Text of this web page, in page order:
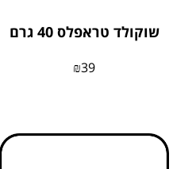
שוקולד טראפלס 40 גרם
₪39